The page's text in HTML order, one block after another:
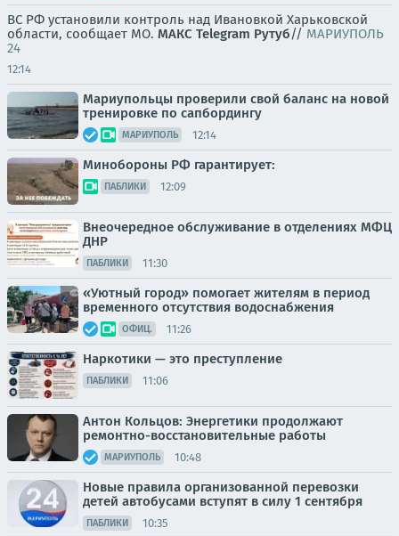
ВС РФ установили контроль над Ивановкой Харьковской
области, сообщает МО. МАКС Telegram Рутуб// МАРИУПОЛЬ
24
12:14
Мариупольцы проверили свой баланс на новой
тренировке по сапбордингу
МАРИУПОЛЬ 12:14
Минобороны РФ гарантирует:
ПАБЛИКИ 12:09
Внеочередное обслуживание в отделениях МФЦ
ДНР
ПАБЛИКИ 11:30
«Уютный город» помогает жителям в период
временного отсутствия водоснабжения
ОФИЦ. 11:26
Наркотики — это преступление
ПАБЛИКИ 11:06
Антон Кольцов: Энергетики продолжают
ремонтно-восстановительные работы
МАРИУПОЛЬ 10:48
Новые правила организованной перевозки
детей автобусами вступят в силу 1 сентября
ПАБЛИКИ 10:35